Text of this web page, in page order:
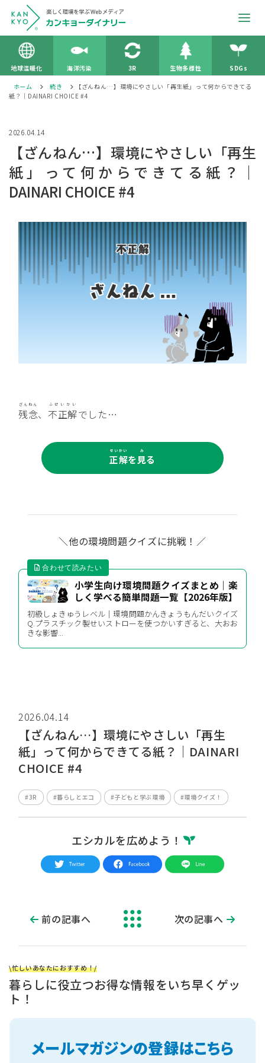
地球温暖化 海洋汚染 3R 生物多様性 SDGs
ホーム 続き
【ざんねん…】環境にやさしい「再生紙」って何からできてる
紙？｜DAINARI CHOICE #4
2026.04.14
【ざんねん…】環境にやさしい「再生
紙」って何からできてる紙？｜
DAINARI CHOICE #4
残念、 不正解でした…
正解を見る
＼他の環境問題クイズに挑戦！／
小学生向け環境問題クイズまとめ｜楽
しく学べる簡単問題一覧【2026年版】
初級しょきゅうレベル｜環境問題かんきょうもんだいクイズ
Q.プラスチック製せいストローを使つかいすぎると、大おお
きな影響...
2026.04.14
【ざんねん…】環境にやさしい「再生
紙」って何からできてる紙？｜DAINARI
CHOICE #4
#3R #暮らしとエコ #子どもと学ぶ環境 #環境クイズ！
エシカルを広めよう！
前の記事へ 次の記事へ
\忙しいあなたにおすすめ！/
暮らしに役立つお得な情報をいち早くゲッ
ト！